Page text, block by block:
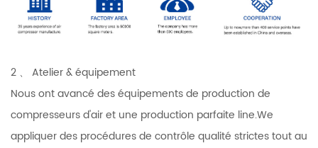
2 、 Atelier & équipement
Nous ont avancé des équipements de production de
compresseurs d'air et une production parfaite line.We
appliquer des procédures de contrôle qualité strictes tout au